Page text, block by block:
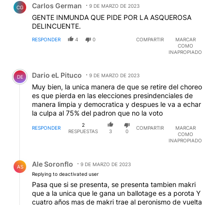
CG Carlos German 9 DE MARZO DE 2023
GENTE INMUNDA QUE PIDE POR LA ASQUEROSA
DELINCUENTE.
RESPONDER 4 0 COMPARTIR
MARCAR
COMO
INAPROPIADO
Comentario de Dario eL Pituco.
DE Dario eL Pituco 9 DE MARZO DE 2023
Muy bien, la unica manera de que se retire del choreo
es que pierda en las elecciones presindenciales de
manera limpia y democratica y despues le va a echar
la culpa al 75% del padron que no la voto
RESPONDER
2
RESPUESTAS
3 0
COMPARTIR
MARCAR
COMO
INAPROPIADO
AS Ale Soronflo
9 DE MARZO DE 2023
Replying to deactivated user
Pasa que si se presenta, se presenta tambien makri
que a la unica que le gana un ballotage es a porota Y
cuatro años mas de makri trae al peronismo de vuelta